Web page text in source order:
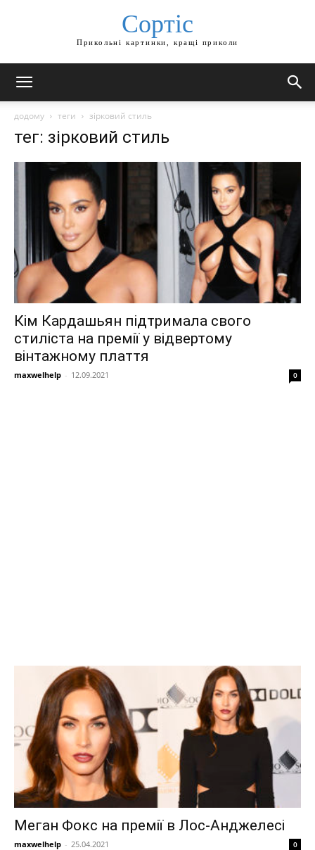
Сортіс
Прикольні картинки, кращі приколи
додому теги зірковий стиль
тег: зірковий стиль
Кім Кардашьян підтримала свого
стиліста на премії у відвертому
вінтажному плаття
maxwelhelp - 12.09.2021 0
Меган Фокс на премії в Лос-Анджелесі
maxwelhelp - 25.04.2021 0